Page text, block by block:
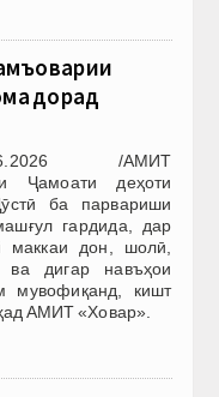
дорад
/АМИТ
Ҷамоати деҳоти
ба парвариши
гардида, дар
маккаи дон, шолӣ,
ва дигар навъҳои
мувофиқанд, кишт
АМИТ «Ховар».